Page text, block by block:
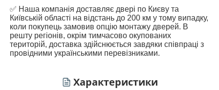
✅ Наша компанія доставляє двері по Києву та
Київській області на відстань до 200 км у тому випадку,
коли покупець замовив опцію монтажу дверей. В
решту регіонів, окрім тимчасово окупованих
територій, доставка здійснюється завдяки співпраці з
провідними українськими перевізниками.
Характеристики